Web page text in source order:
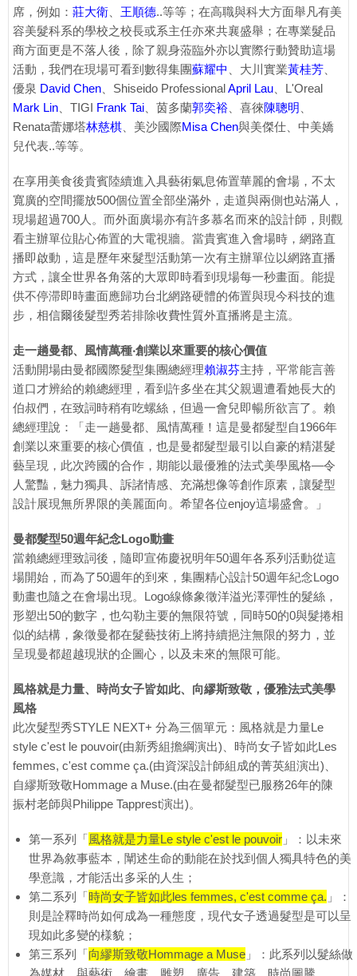
席，例如： 莊大衛 王順德..等等；在高職與科大方面舉凡有美
容美髮科系的學校之校長或系主任亦來共襄盛舉；在專業髮品
商方面更是不落人後，除了親身蒞臨外亦以實際行動贊助這場
活動，我們在現場可看到數得集團蘇耀中 、大川實業黃桂芳
優泉 David Chen 、Shiseido ProfessionalApril Lau 、L'Oreal
Mark Lin 、TIGI Frank Tai 、茵多蘭郭奕裕 、喜徠陳聰明
Renata蕾娜塔林慈棋 、美沙國際Misa Chen與美傑仕、中美嬌
兒代表..等等。
在享用美食後貴賓陸續進入具藝術氣息佈置華麗的會場，不太
寬廣的空間擺放500個位置全部坐滿外，走道與兩側也站滿人，
現場超過700人。而外面廣場亦有許多慕名而來的設計師，則觀
看主辦單位貼心佈置的大電視牆。當貴賓進入會場時，網路直
播即啟動，這是歷年來髮型活動第一次有主辦單位以網路直播
方式，讓全世界各角落的大眾即時看到現場每一秒畫面。能提
供不停滞即時畫面應歸功台北網路硬體的佈置與現今科技的進
步，相信爾後髮型秀若排除收費性質外直播將是主流。
走一趟曼都、風情萬種‧創業以來重要的核心價值
活動開場由曼都國際髮型集團總經理賴淑芬主持，平常能言善
道口才辨給的賴總經理，看到許多坐在其父親週遭看她長大的
伯叔們，在致詞時稍有吃螺絲，但過一會兒即暢所欲言了。賴
總經理說：「走一趟曼都、風情萬種！這是曼都髮型自1966年
創業以來重要的核心價值，也是曼都髮型最引以自豪的精湛髮
藝呈現，此次跨國的合作，期能以最優雅的法式美學風格—令
人驚豔，魅力獨具、訴諸情感、充滿想像等創作原素，讓髮型
設計展現無所界限的美麗面向。希望各位enjoy這場盛會。」
曼都髮型50週年紀念Logo動畫
當賴總經理致詞後，隨即宣佈慶祝明年50週年各系列活動從這
場開始，而為了50週年的到來，集團精心設計50週年紀念Logo
動畫也隨之在會場出現。Logo線條象徵洋溢光澤彈性的髮絲，
形塑出50的數字，也勾勒主要的無限符號，同時50的0與髮捲相
似的結構，象徵曼都在髮藝技術上將持續挹注無限的努力，並
呈現曼都超越現狀的企圖心，以及未來的無限可能。
風格就是力量、時尚女子皆如此、向繆斯致敬，優雅法式美學
風格
此次髮型秀STYLE NEXT+ 分為三個單元：風格就是力量Le
style c'est le pouvoir(由新秀組擔綱演出)、時尚女子皆如此Les
femmes, c'est comme ça.(由資深設計師組成的菁英組演出)、
自繆斯致敬Hommage a Muse.(由在曼都髮型已服務26年的陳
振村老師與Philippe Tapprest演出)。
第一系列「風格就是力量Le style c'est le pouvoir 」：以未來
世界為敘事藍本，闡述生命的動能在於找到個人獨具特色的美
學意識，才能活出多采的人生；
第二系列「時尚女子皆如此les femmes, c'est comme ça. 」：
則是詮釋時尚如何成為一種態度，現代女子透過髮型是可以呈
現如此多變的様貌；
第三系列「向繆斯致敬Hommage a Muse 」：此系列以髮絲做
為媒材，與藝術、繪畫、雕塑、廣告、建築、時尚圖騰、